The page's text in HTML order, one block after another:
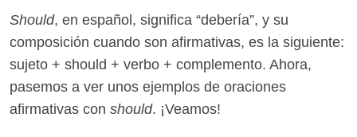
Should, en español, significa “debería”, y su
composición cuando son afirmativas, es la siguiente:
sujeto + should + verbo + complemento. Ahora,
pasemos a ver unos ejemplos de oraciones
afirmativas con should. ¡Veamos!